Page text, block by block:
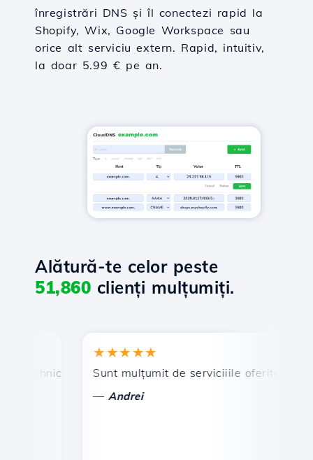
înregistrări DNS și îl conectezi rapid la
Shopify, Wix, Google Workspace sau
orice alt serviciu extern. Rapid, intuitiv,
la doar 5.99 € pe an.
Alătură-te celor peste
51,860 clienți mulțumiți.
prompt și eficient.
★★★★★
Sunt mulțumit de serviciiile oferite de
Andrei